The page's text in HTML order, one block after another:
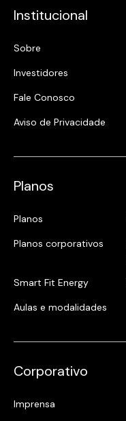
Institucional
Sobre
Investidores
Fale Conosco
Aviso de Privacidade
Planos
Planos
Planos corporativos
Smart Fit Energy
Aulas e modalidades
Corporativo
Imprensa